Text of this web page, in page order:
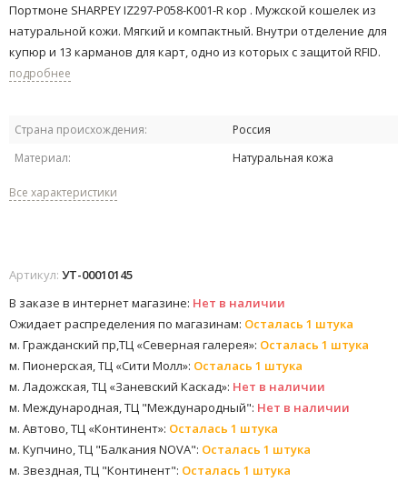
Портмоне SHARPEY IZ297-P058-K001-R кор . Мужской кошелек из
натуральной кожи. Мягкий и компактный. Внутри отделение для
купюр и 13 карманов для карт, одно из которых с защитой RFID.
подробнее
Страна происхождения:
Россия
Материал:
Натуральная кожа
Все характеристики
Артикул: УТ-00010145
В заказе в интернет магазине: Нет в наличии
Ожидает распределения по магазинам: Осталась 1 штука
м. Гражданский пр,ТЦ «Северная галерея»: Осталась 1 штука
м. Пионерская, ТЦ «Сити Молл»: Осталась 1 штука
м. Ладожская, ТЦ «Заневский Каскад»: Нет в наличии
м. Международная, ТЦ "Международный": Нет в наличии
м. Автово, ТЦ «Континент»: Осталась 1 штука
м. Купчино, ТЦ "Балкания NOVA": Осталась 1 штука
м. Звездная, ТЦ "Континент": Осталась 1 штука